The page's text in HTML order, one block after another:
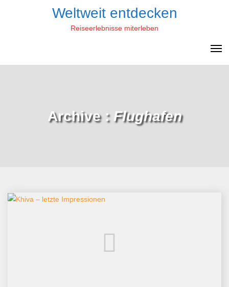
Weltweit entdecken
Reiseerlebnisse miterleben
Archive : Flughafen